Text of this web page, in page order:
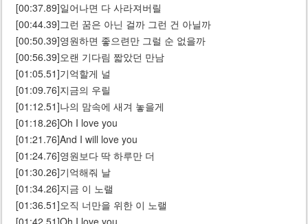
[00:37.89]일어나면 다 사라져버릴
[00:44.39]그런 꿈은 아닌 걸까 그런 건 아닐까
[00:50.39]영원하면 좋으련만 그럴 순 없을까
[00:56.39]오랜 기다림 짧았던 만남
[01:05.51]기억할게 널
[01:09.76]지금의 우릴
[01:12.51]나의 맘속에 새겨 놓을게
[01:18.26]Oh I love you
[01:21.76]And I will love you
[01:24.76]영원보다 딱 하루만 더
[01:30.26]기억해줘 날
[01:34.26]지금 이 노랠
[01:36.51]오직 너만을 위한 이 노랠